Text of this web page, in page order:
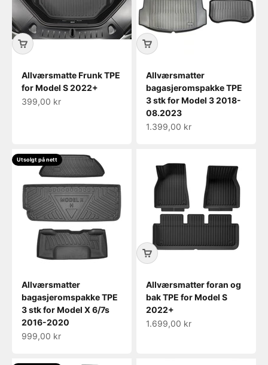
Allværsmatte Frunk TPE
for Model S 2022+
Salgspris
399,00 kr
Allværsmatter
bagasjeromspakke TPE
3 stk for Model 3 2018-
08.2023
Salgspris
1.399,00 kr
Utsolgt på nett
Allværsmatter
bagasjeromspakke TPE
3 stk for Model X 6/7s
2016-2020
Salgspris
999,00 kr
Allværsmatter foran og
bak TPE for Model S
2022+
Salgspris
1.699,00 kr